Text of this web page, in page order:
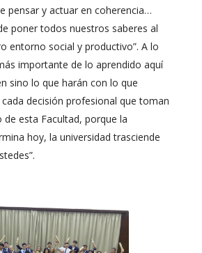
pensar y actuar en coherencia…
poner todos nuestros saberes al
entorno social y productivo”. A lo
importante de lo aprendido aquí
sino lo que harán con lo que
decisión profesional que toman
de esta Facultad, porque la
hoy, la universidad trasciende